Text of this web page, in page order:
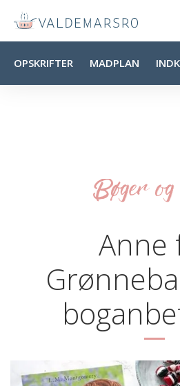
OPSKRIFTER MADPLAN
Bøger
Anne